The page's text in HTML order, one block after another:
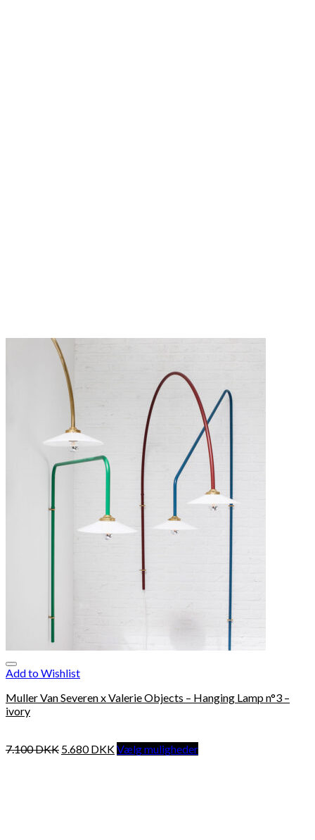
Add to Wishlist
Muller Van Severen x Valerie Objects – Hanging Lamp n°3 –
ivory
7.100DKK 5.680DKKVælg muligheder